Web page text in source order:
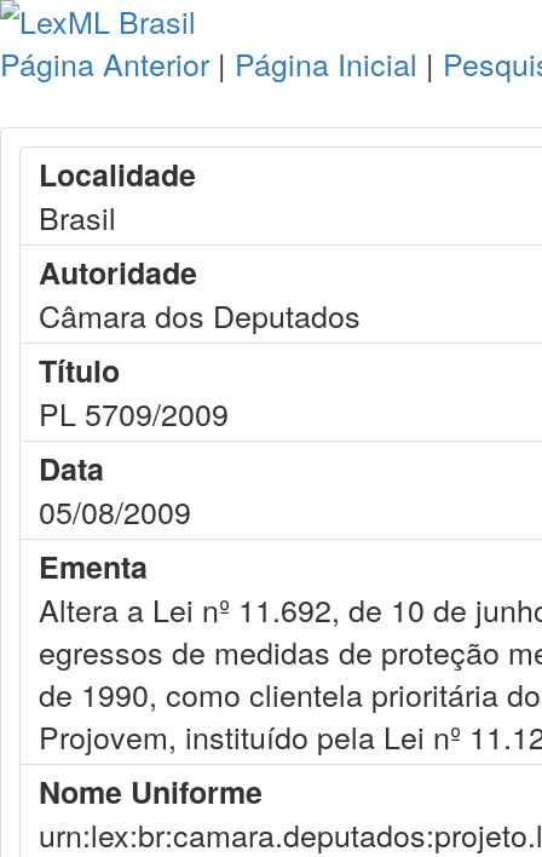
Página Anterior | Página Inicial |
Localidade
Brasil
Autoridade
Câmara dos Deputados
Título
PL 5709/2009
Data
05/08/2009
Ementa
Altera a Lei nº 11.692, de 10 de
egressos de medidas de proteção
de 1990, como clientela prioritária
Projovem, instituído pela Lei nº
Nome Uniforme